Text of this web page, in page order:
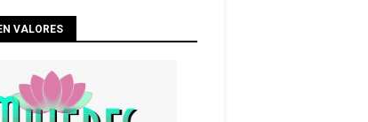
VALORES